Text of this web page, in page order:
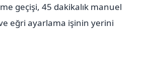
geçişi, 45 dakikalık manuel
eğri ayarlama işinin yerini